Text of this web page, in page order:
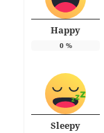
Happy
0%
Sleepy